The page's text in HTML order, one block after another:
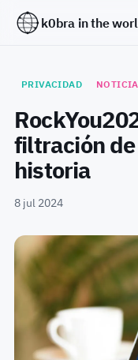
k0bra in the
PRIVACIDAD
filtración
historia
8 jul 2024